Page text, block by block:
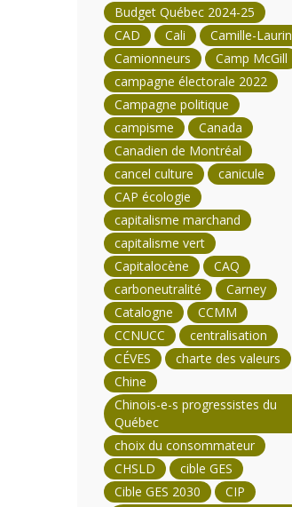
Budget Québec 2024-25
CAD
Cali
Camille-Laurin
Camionneurs
Camp McGill
campagne électorale 2022
Campagne politique
campisme
Canada
Canadien de Montréal
cancel culture
canicule
CAP écologie
capitalisme marchand
capitalisme vert
Capitalocène
CAQ
carboneutralité
Carney
Catalogne
CCMM
CCNUCC
centralisation
CÉVES
charte des valeurs
Chine
Chinois-e-s progressistes du
Québec
choix du consommateur
CHSLD
cible GES
Cible GES 2030
CIP